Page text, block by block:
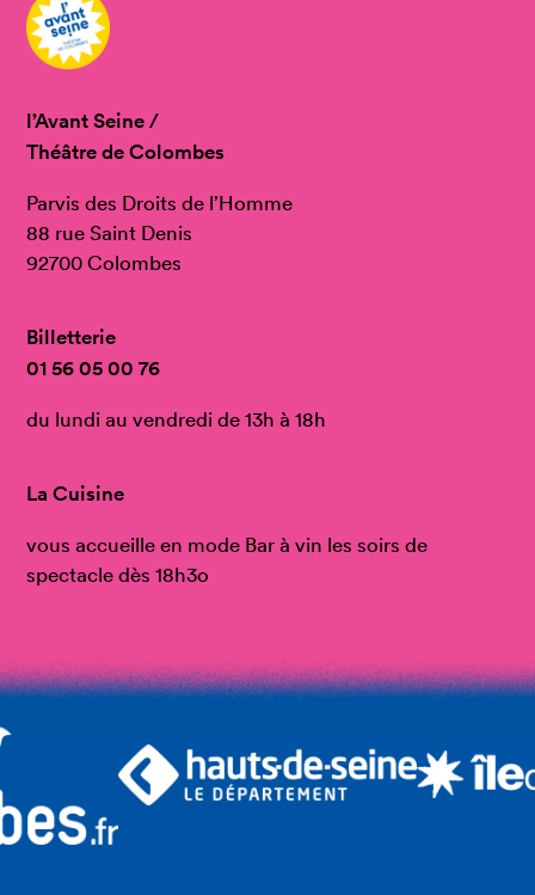
l’Avant Seine /
Théâtre de Colombes
Parvis des Droits de l’Homme
88 rue Saint Denis
92700 Colombes
Billetterie
01 56 05 00 76
du lundi au vendredi de 13h à 18h
La Cuisine
vous accueille en mode Bar à vin les soirs de
spectacle dès 18h3o